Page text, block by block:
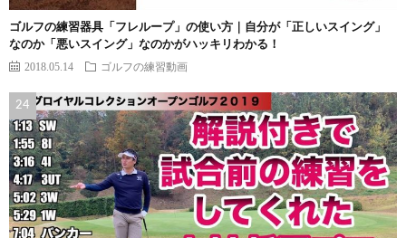
ゴルフの練習器具「フレループ」の使い方｜自分が「正しいスイング」
なのか「悪いスイング」なのかがハッキリわかる！
2018.05.14 ゴルフの練習動画